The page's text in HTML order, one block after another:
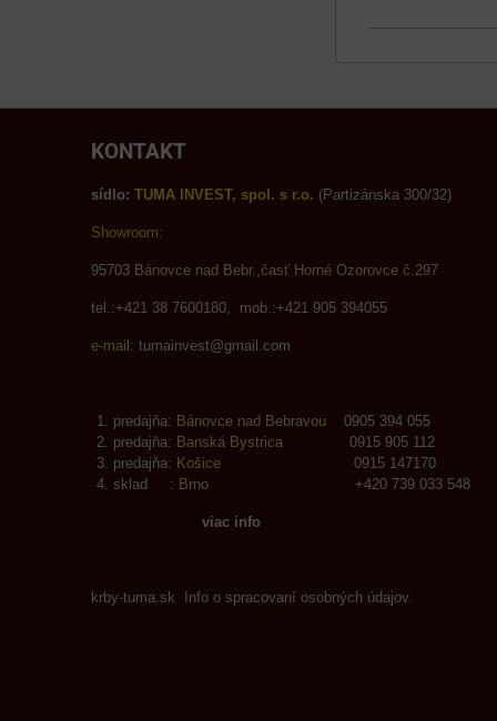
KONTAKT
sídlo: TUMA INVEST, spol. s r.o. (Partizánska 300/32)
Showroom:
95703 Bánovce nad Bebr.,časť Horné Ozorovce č.297
tel.:+421 38 7600180, mob.:+421 905 394055
e-mail: tumainvest@gmail.com
predajňa: Bánovce nad Bebravou 0905 394 055
predajňa: Banská Bystrica 0915 905 112
predajňa: Košice 0915 147170
sklad : Brno +420 739 033 548
viac info
krby-tuma.sk Info o spracovaní osobných údajov.